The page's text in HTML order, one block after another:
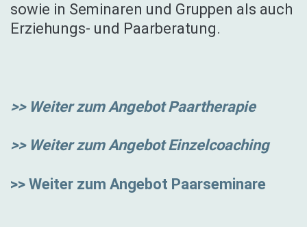
sowie in Seminaren und Gruppen als auch
Erziehungs- und Paarberatung.
>> Weiter zum Angebot Paartherapie
>> Weiter zum Angebot Einzelcoaching
>> Weiter zum Angebot Paarseminare